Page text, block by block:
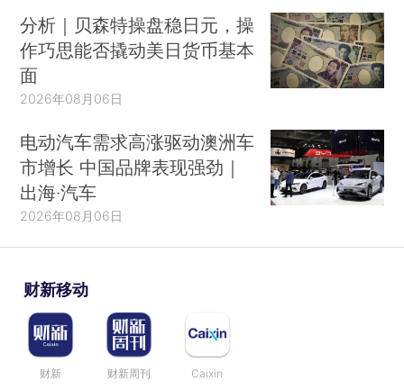
分析｜贝森特操盘稳日元，操
作巧思能否撬动美日货币基本
面
2026年08月06日
电动汽车需求高涨驱动澳洲车
市增长 中国品牌表现强劲｜
出海·汽车
2026年08月06日
财新移动
财新 财新周刊 Caixin